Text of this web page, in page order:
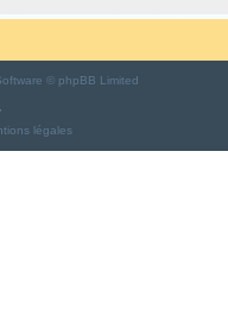
© phpBB Limited
légales